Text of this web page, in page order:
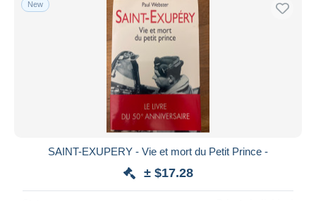
Free shipping
Payment methods
Bank transfer
MasterCard
Bancontact
iDeal
New
SAINT-EXUPERY - Vie et mort du Petit Prince -
± $17.28